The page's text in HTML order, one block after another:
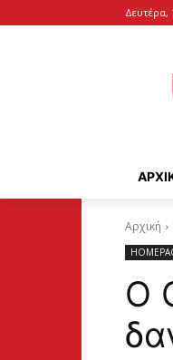
Δευτέρα,
Αρχική
Ο